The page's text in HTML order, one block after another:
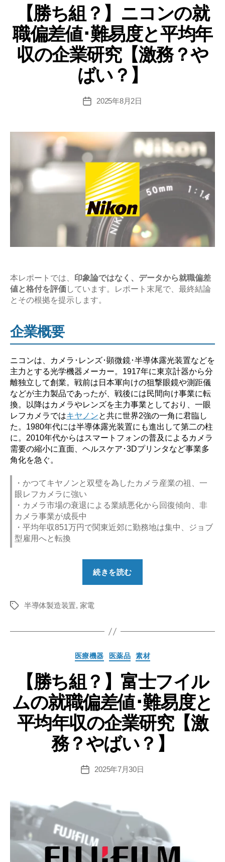
職
偏
差
値
と
遇
【企
業
研
究
ポ
ー
ト】”
ー
【勝ち組？】ニコンの就
職偏差値･難易度と平均年
収の企業研究【激務？や
ばい？】
投
2025年8月2日
本レポートでは、 印象論ではなく、データから就職偏差
値と格付を評価しています。レポート末尾で、最終結論
とその根拠を提示します。
企業概要
ニコンは、カメラ･レンズ･顕微鏡･半導体露光装置などを
主力とする光学機器メーカー。1917年に東京計器から分
離独立して創業。戦前は日本軍向けの狙撃眼鏡や測距儀
などが主力製品であったが、戦後には民間向け事業に転
換。以降はカメラやレンズを主力事業としており、一眼
レフカメラではキヤノンと共に世界2強の一角に君臨し
た。1980年代には半導体露光装置にも進出して第二の柱
に。2010年代からはスマートフォンの普及によるカメラ
需要の縮小に直面、ヘルスケア･3Dプリンタなど事業多
角化を急ぐ。
・かつてキヤノンと双璧を為したカメラ産業の祖、一
眼レフカメラに強い
・カメラ市場の衰退による業績悪化から回復傾向、非
カメラ事業が成長中
・平均年収851万円で関東近郊に勤務地は集中、ジョブ
型雇用へと転換
続きを読む
ン
就
職
偏
差
値･
難
易
と
収
の
企
タ
半導体製造装置, 家電
カ
ー
医療機器 医薬品 素材
【勝ち組？】富士フイル
ムの就職偏差値･難易度と
平均年収の企業研究【激
務？やばい？】
投
2025年7月30日